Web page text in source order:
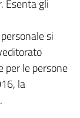
Esenta gli
si
per le persone
la